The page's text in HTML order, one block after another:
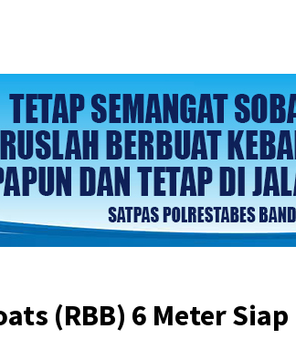
(RBB) 6 Meter Siap